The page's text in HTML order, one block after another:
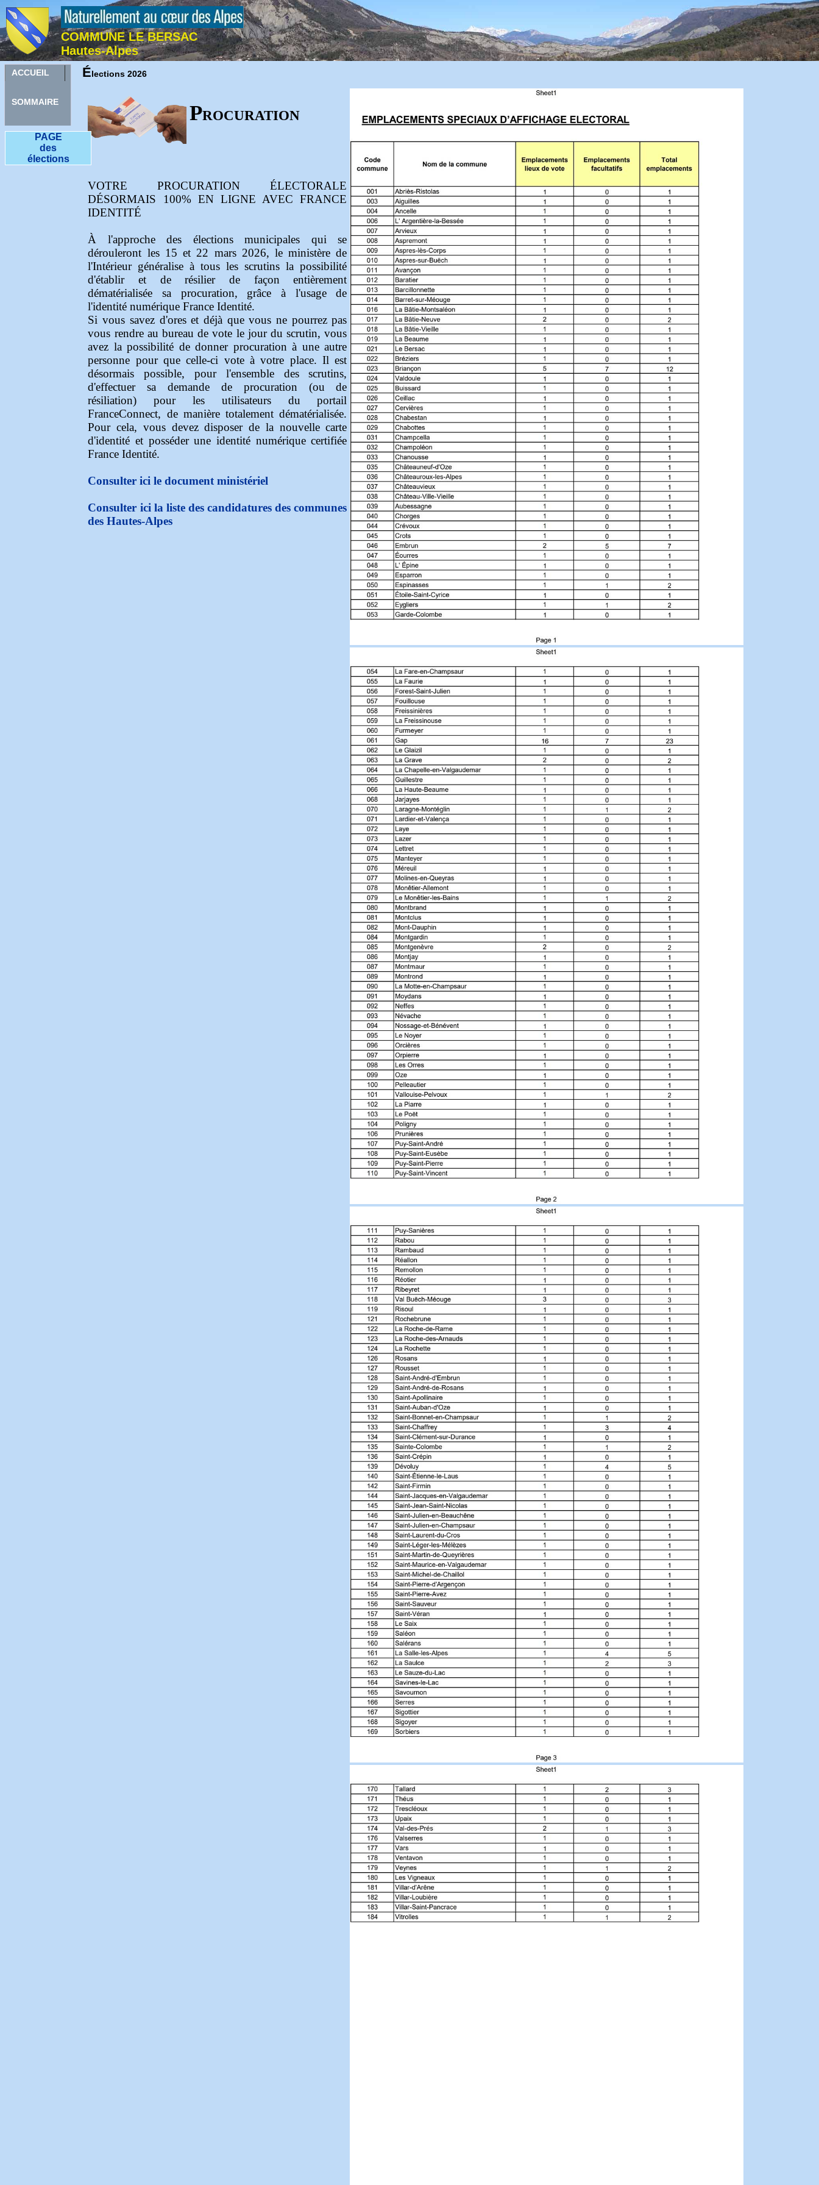
COMMUNE LE BERSAC
Hautes-Alpes
ACCUEIL
SOMMAIRE
PAGE
des
élections
Élections 2026
PROCURATION
VOTRE PROCURATION ÉLECTORALE
DÉSORMAIS 100% EN LIGNE AVEC FRANCE
IDENTITÉ
À l'approche des élections municipales qui se
dérouleront les 15 et 22 mars 2026, le ministère de
l'Intérieur généralise à tous les scrutins la possibilité
d'établir et de résilier de façon entièrement
dématérialisée sa procuration, grâce à l'usage de
l'identité numérique France Identité.
Si vous savez d'ores et déjà que vous ne pourrez pas
vous rendre au bureau de vote le jour du scrutin, vous
avez la possibilité de donner procuration à une autre
personne pour que celle-ci vote à votre place. Il est
désormais possible, pour l'ensemble des scrutins,
d'effectuer sa demande de procuration (ou de
résiliation) pour les utilisateurs du portail
FranceConnect, de manière totalement dématérialisée.
Pour cela, vous devez disposer de la nouvelle carte
d'identité et posséder une identité numérique certifiée
France Identité.
Consulter ici le document ministériel
Consulter ici la liste des candidatures des communes
des Hautes-Alpes